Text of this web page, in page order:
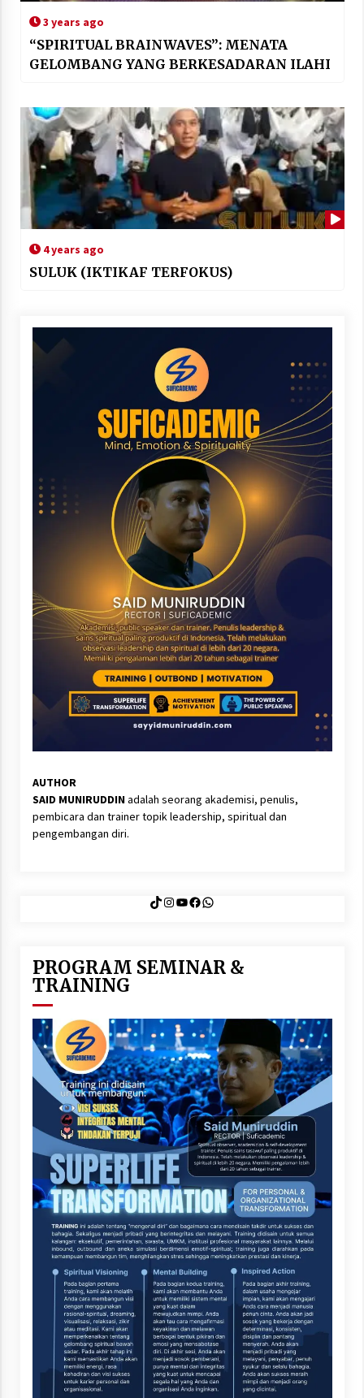
3 years ago
“SPIRITUAL BRAINWAVES”: MENATA
GELOMBANG YANG BERKESADARAN ILAHI
4 years ago
SULUK (IKTIKAF TERFOKUS)
AUTHOR
SAID MUNIRUDDINadalah seorang akademisi, penulis,
pembicara dan trainer topik leadership, spiritual dan
pengembangan diri.
TikTok
Instagram
YouTube
Facebook
WhatsApp
PROGRAM SEMINAR &
TRAINING